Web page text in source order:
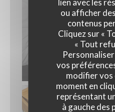
ou afficher
contenus
Cliquez sur «
« Tout
vos
modifier vos
moment en
représentant
à gauche des